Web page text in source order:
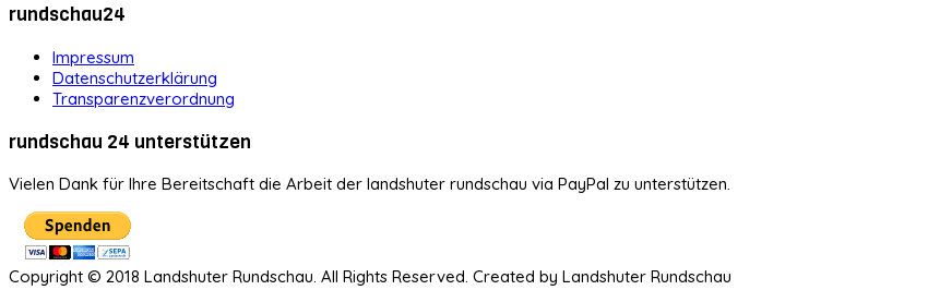
rundschau24
Impressum
Datenschutzerklärung
Transparenzverordnung
rundschau 24 unterstützen
Vielen Dank für Ihre Bereitschaft die Arbeit der landshuter rundschau via PayPal zu unterstützen.
Copyright © 2018 Landshuter Rundschau. All Rights Reserved. Created by Landshuter Rundschau